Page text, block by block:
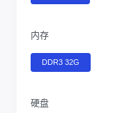
内存
DDR3 32G
硬盘